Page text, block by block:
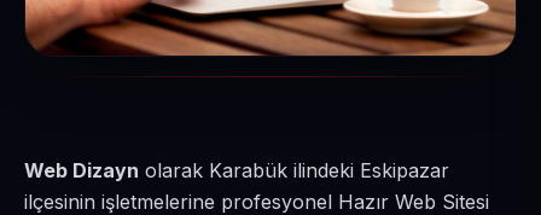
Web Dizayn olarak Karabük ilindeki Eskipazar
ilçesinin işletmelerine profesyonel Hazır Web Sitesi